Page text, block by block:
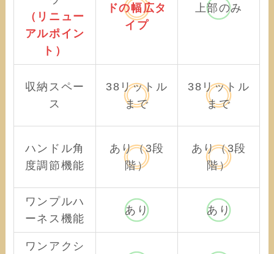
（リニュー
アルポイン
ト）
ドの幅広タ
イプ
上部のみ
収納スペー
ス
38リットル
まで
38リットル
まで
ハンドル角
度調節機能
あり（3段
階）
あり（3段
階）
ワンプルハ
ーネス機能
あり あり
ワンアクシ